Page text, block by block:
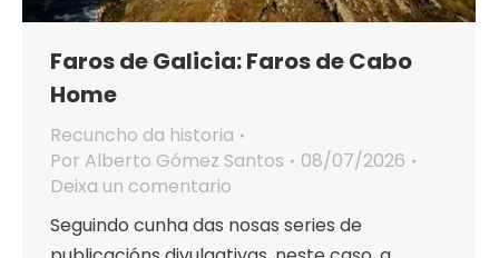
Faros de Galicia: Faros de Cabo
Home
Recuncho da historia
Por Alberto Gómez Santos
08/07/2026
Deixa un comentario
Seguindo cunha das nosas series de